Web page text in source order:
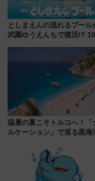
としまえんの流れるプール
武園ゆうえんちで復活!?
イダー」に注目 2026年
沢へ遊びに行こう
猛暑の夏こそトルコへ！「
ルケーション」で巡る黒海
連検索数が前年比237％増
ショジオも認める『2026年
れるべき世界の旅先』